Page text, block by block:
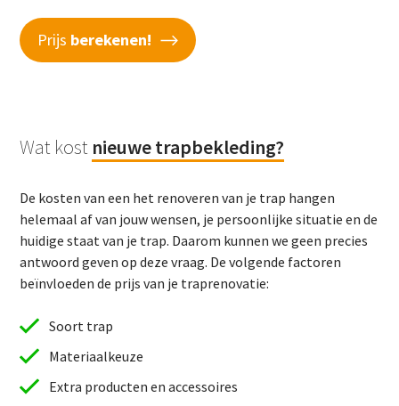
Prijs berekenen!
Wat kost nieuwe trapbekleding?
De kosten van een het renoveren van je trap hangen
helemaal af van jouw wensen, je persoonlijke situatie en de
huidige staat van je trap. Daarom kunnen we geen precies
antwoord geven op deze vraag. De volgende factoren
beïnvloeden de prijs van je traprenovatie:
Soort trap
Materiaalkeuze
Extra producten en accessoires